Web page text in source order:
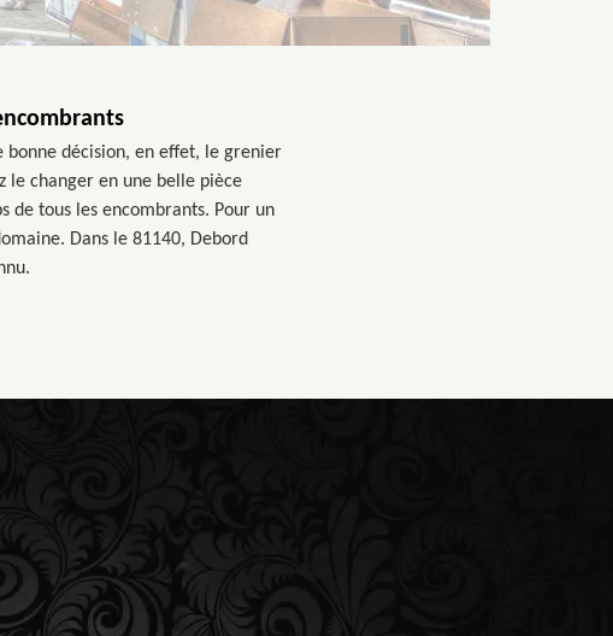
bonne décision, en effet, le grenier
le changer en une belle pièce
de tous les encombrants. Pour un
Dans le 81140, Debord